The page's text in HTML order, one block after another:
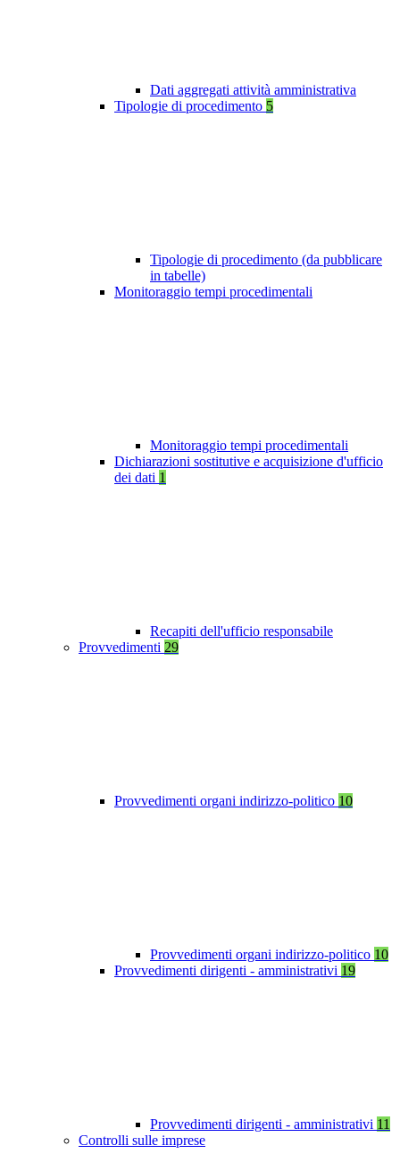
Dati aggregati attività amministrativa
Tipologie di procedimento 5
Tipologie di procedimento (da pubblicare
in tabelle)
Monitoraggio tempi procedimentali
Monitoraggio tempi procedimentali
Dichiarazioni sostitutive e acquisizione d'ufficio
dei dati 1
Recapiti dell'ufficio responsabile
Provvedimenti 29
Provvedimenti organi indirizzo-politico 10
Provvedimenti organi indirizzo-politico 10
Provvedimenti dirigenti - amministrativi 19
Provvedimenti dirigenti - amministrativi 11
Controlli sulle imprese